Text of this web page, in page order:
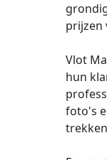
prijzen
Vlot
hun
foto's